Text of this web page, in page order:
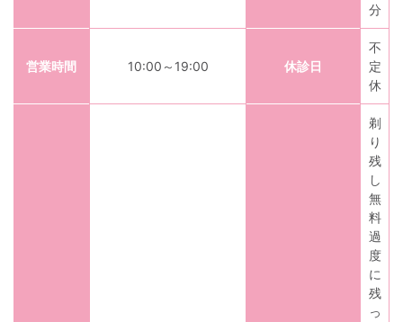
分
営業時間 10:00～19:00 休診日
不
定
休
剃
り
残
し
無
料
過
度
に
残
っ